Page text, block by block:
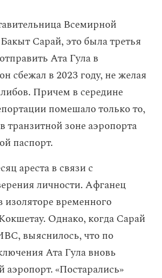
Всемирной
Сарай, это была третья
Ата Гула в
сбежал в 2023 году, не желая
Причем в середине
помешало только то,
транзитной зоне аэропорта
паспорт.
ареста в связи с
личности. Афганец
изоляторе временного
Однако, когда Сарай
выяснилось, что по
Ата Гула вновь
аэропорт. «Постарались»